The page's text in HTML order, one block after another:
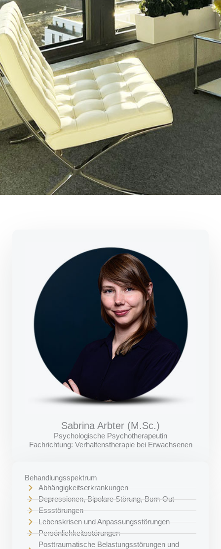
Sabrina Arbter (M.Sc.)
Psychologische Psychotherapeutin
Fachrichtung: Verhaltenstherapie bei Erwachsenen
Behandlungsspektrum
Abhängigkeitserkrankungen
Depressionen, Bipolare Störung, Burn-Out
Essstörungen
Lebenskrisen und Anpassungsstörungen
Persönlichkeitsstörungen
Posttraumatische Belastungsstörungen und